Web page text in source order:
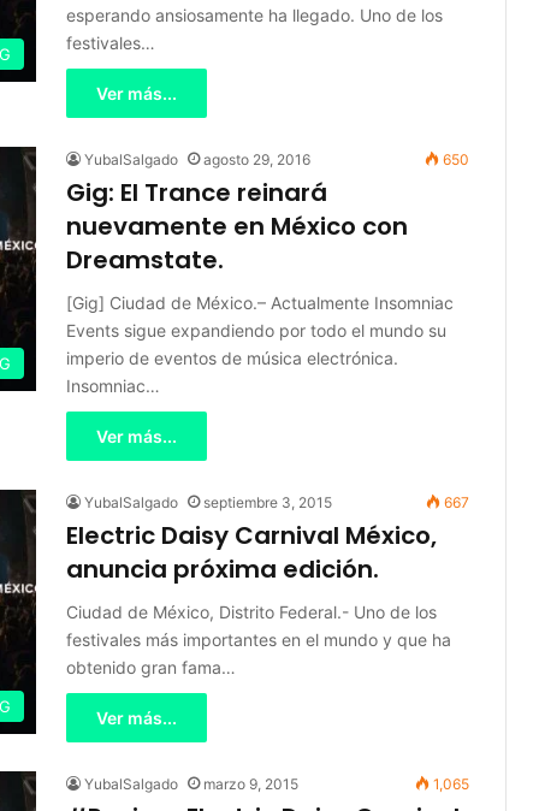
esperando ansiosamente ha llegado. Uno de los
festivales…
Ver más...
YubalSalgado agosto 29, 2016 650
Gig: El Trance reinará
nuevamente en México con
Dreamstate.
[Gig] Ciudad de México.– Actualmente Insomniac
Events sigue expandiendo por todo el mundo su
imperio de eventos de música electrónica.
Insomniac…
Ver más...
YubalSalgado septiembre 3, 2015 667
Electric Daisy Carnival México,
anuncia próxima edición.
Ciudad de México, Distrito Federal.- Uno de los
festivales más importantes en el mundo y que ha
obtenido gran fama…
Ver más...
YubalSalgado marzo 9, 2015 1,065